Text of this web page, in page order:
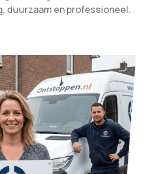
duurzaam en professioneel.